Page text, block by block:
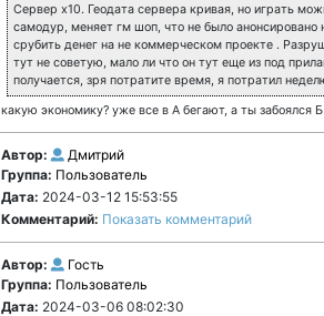
Сервер х10. Геодата сервера кривая, но играть
самодур, меняет гм шоп, что не было анонсировано
срубить денег на не коммерческом проекте .
тут не советую, мало ли что он тут еще из под
получается, зря потратите время, я потратил
какую экономику? уже все в А бегают, а ты забоялся
Автор:
Дмитрий
Группа: Пользователь
Дата: 2024-03-12 15:53:55
Комментарий: Показать комментарий
Автор:
Гость
Группа: Пользователь
Дата: 2024-03-06 08:02:30